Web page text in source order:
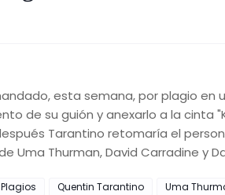
esta semana, por plagio en
de su guión y anexarlo a la cinta
Tarantino retomaría el
Uma Thurman, David Carradine y
Plagios Quentin Tarantino Uma